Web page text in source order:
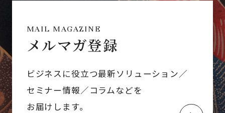
MAIL MAGAZINE
メルマガ登録
ビジネスに役立つ最新ソリューション／
セミナー情報／コラムなどを
お届けします。